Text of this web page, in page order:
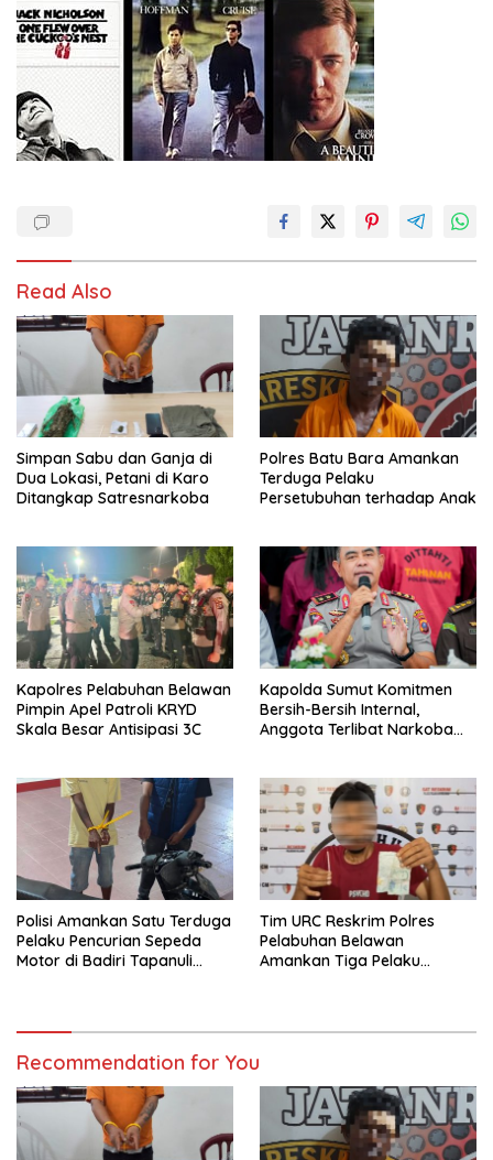
Read Also
Simpan Sabu dan Ganja di
Dua Lokasi, Petani di Karo
Ditangkap Satresnarkoba
Polres Batu Bara Amankan
Terduga Pelaku
Persetubuhan terhadap Anak
Kapolres Pelabuhan Belawan
Pimpin Apel Patroli KRYD
Skala Besar Antisipasi 3C
Kapolda Sumut Komitmen
Bersih-Bersih Internal,
Anggota Terlibat Narkoba
Polisi Amankan Satu Terduga
Pelaku Pencurian Sepeda
Motor di Badiri Tapanuli
Tim URC Reskrim Polres
Pelabuhan Belawan
Amankan Tiga Pelaku
Recommendation for You